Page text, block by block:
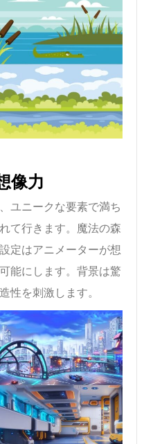
像力
ユニークな要素で満ち
て行きます。魔法の森
定はアニメーターが想
能にします。背景は驚
性を刺激します。